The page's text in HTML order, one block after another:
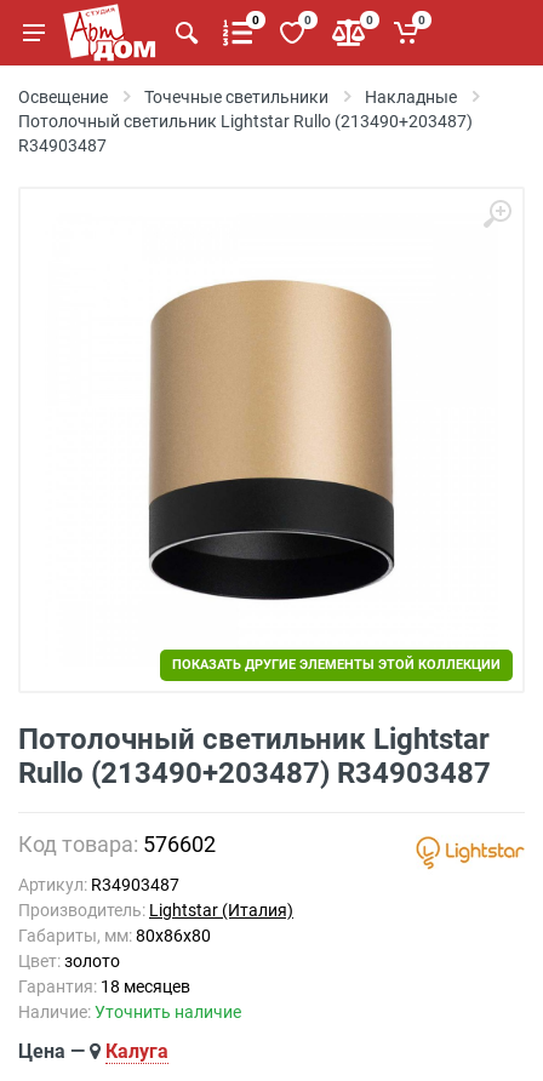
0 0 0 0
Освещение Точечные светильники
Накладные
Потолочный светильник Lightstar Rullo (213490+203487)
R34903487
ПОКАЗАТЬ ДРУГИЕ ЭЛЕМЕНТЫ ЭТОЙ КОЛЛЕКЦИИ
Потолочный светильник Lightstar
Rullo (213490+203487) R34903487
Код товара: 576602
Артикул: R34903487
Производитель: Lightstar (Италия)
Габариты, мм:80x86x80
Цвет:золото
Гарантия: 18 месяцев
Наличие:Уточнить наличие
Цена — Калуга